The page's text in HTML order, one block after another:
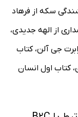
سکه از فرهاد
از الهه جدیدی،
جی آلن، کتاب
کتاب اول انسان